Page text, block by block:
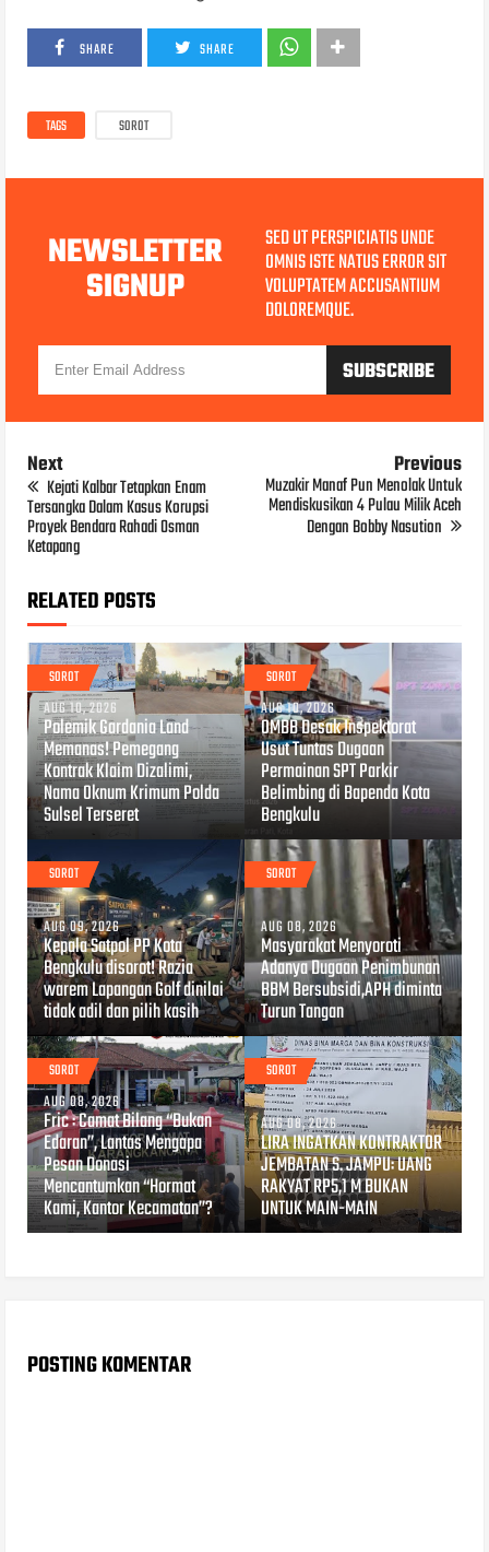
SHARE SHARE
TAGS SOROT
NEWSLETTER
SIGNUP
SED UT PERSPICIATIS UNDE
OMNIS ISTE NATUS ERROR SIT
VOLUPTATEM ACCUSANTIUM
DOLOREMQUE.
Next
Kejati Kalbar Tetapkan Enam
Tersangka Dalam Kasus Korupsi
Proyek Bendara Rahadi Osman
Ketapang
Previous
Muzakir Manaf Pun Menolak Untuk
Mendiskusikan 4 Pulau Milik Aceh
Dengan Bobby Nasution
RELATED POSTS
SOROT
AUG 10, 2026
Polemik Gardania Land
Memanas! Pemegang
Kontrak Klaim Dizalimi,
Nama Oknum Krimum Polda
Sulsel Terseret
SOROT
AUG 10, 2026
OMBB Desak Inspektorat
Usut Tuntas Dugaan
Permainan SPT Parkir
Belimbing di Bapenda Kota
Bengkulu
SOROT
AUG 09, 2026
Kepala Satpol PP Kota
Bengkulu disorot! Razia
warem Lapangan Golf dinilai
tidak adil dan pilih kasih
SOROT
AUG 08, 2026
Masyarakat Menyoroti
Adanya Dugaan Penimbunan
BBM Bersubsidi,APH diminta
Turun Tangan
SOROT
AUG 08, 2026
Fric : Camat Bilang “Bukan
Edaran”, Lantas Mengapa
Pesan Donasi
Mencantumkan “Hormat
Kami, Kantor Kecamatan”?
SOROT
AUG 08, 2026
LIRA INGATKAN KONTRAKTOR
JEMBATAN S. JAMPU: UANG
RAKYAT RP5,1 M BUKAN
UNTUK MAIN-MAIN
POSTING KOMENTAR